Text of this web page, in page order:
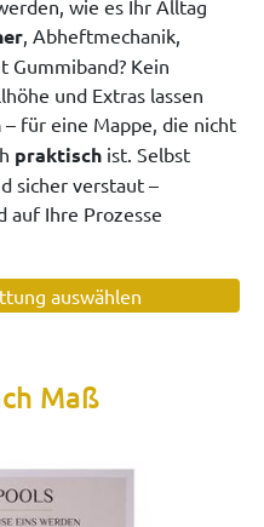
wie es Ihr Alltag
, Abheftmechanik,
Gummiband? Kein
und Extras lassen
– für eine Mappe, die nicht
praktisch ist. Selbst
sicher verstaut –
auf Ihre Prozesse
auswählen
Maß